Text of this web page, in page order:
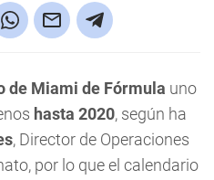
de Miami de Fórmula uno
hasta 2020, según ha
, Director de Operaciones
por lo que el calendario